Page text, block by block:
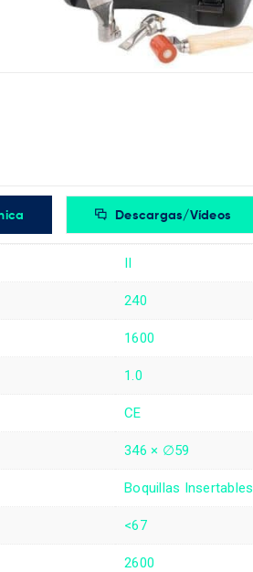
Descargas/Vídeos
II
240
1600
1.0
CE
346 × ∅59
Boquillas Insertables
<67
2600